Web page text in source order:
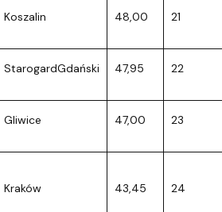
Koszalin 48,00 21
StarogardGdański 47,95 22
Gliwice 47,00 23
Kraków 43,45 24